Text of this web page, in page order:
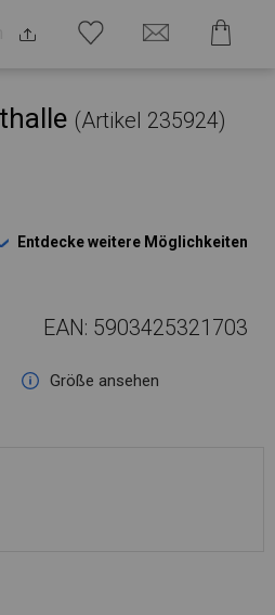
(Artikel 235924)
Entdecke weitere Möglichkeiten
EAN: 5903425321703
Größe ansehen